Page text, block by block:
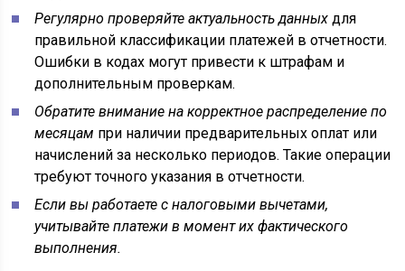
Регулярно проверяйте актуальность данных для
правильной классификации платежей в отчетности.
Ошибки в кодах могут привести к штрафам и
дополнительным проверкам.
Обратите внимание на корректное распределение по
месяцам при наличии предварительных оплат или
начислений за несколько периодов. Такие операции
требуют точного указания в отчетности.
Если вы работаете с налоговыми вычетами,
учитывайте платежи в момент их фактического
выполнения.